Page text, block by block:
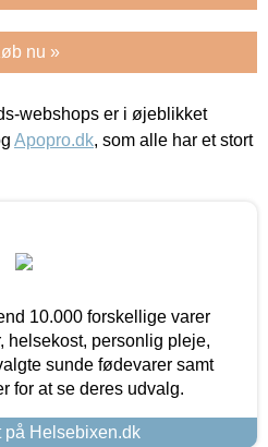
nu »
webshops er i øjeblikket
Apopro.dk, som alle har et stort
10.000 forskellige varer
personlig pleje,
sunde fødevarer samt
for at se deres udvalg.
på Helsebixen.dk